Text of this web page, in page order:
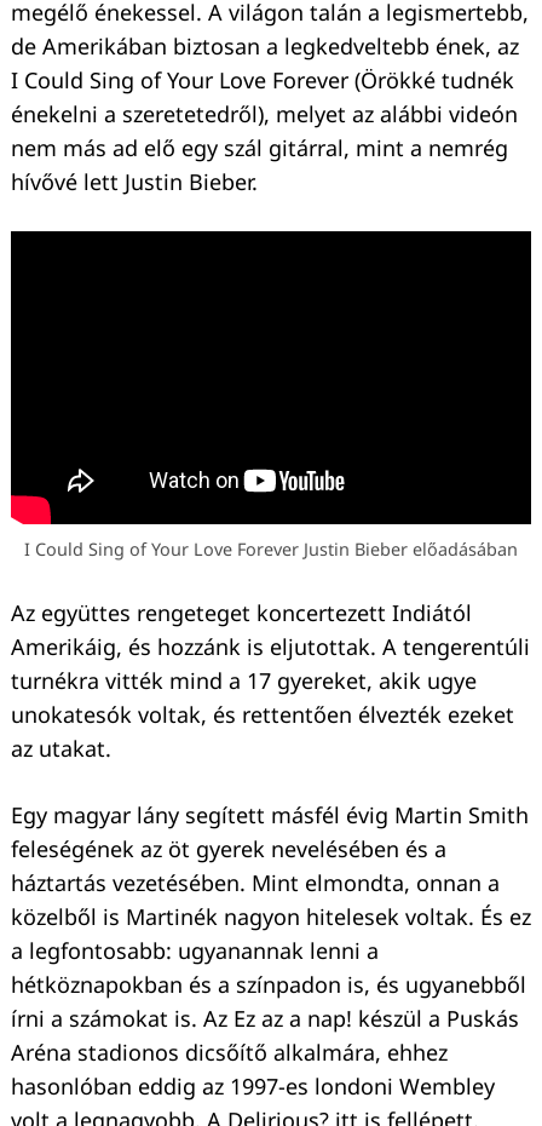
megélő énekessel. A világon talán a legismertebb,
de Amerikában biztosan a legkedveltebb ének, az
I Could Sing of Your Love Forever (Örökké tudnék
énekelni a szeretetedről), melyet az alábbi videón
nem más ad elő egy szál gitárral, mint a nemrég
hívővé lett Justin Bieber.
I Could Sing of Your Love Forever Justin Bieber előadásában
Az együttes rengeteget koncertezett Indiától
Amerikáig, és hozzánk is eljutottak. A tengerentúli
turnékra vitték mind a 17 gyereket, akik ugye
unokatesók voltak, és rettentően élvezték ezeket
az utakat.
Egy magyar lány segített másfél évig Martin Smith
feleségének az öt gyerek nevelésében és a
háztartás vezetésében. Mint elmondta, onnan a
közelből is Martinék nagyon hitelesek voltak. És ez
a legfontosabb: ugyanannak lenni a
hétköznapokban és a színpadon is, és ugyanebből
írni a számokat is. Az Ez az a nap! készül a Puskás
Aréna stadionos dicsőítő alkalmára, ehhez
hasonlóban eddig az 1997-es londoni Wembley
Keresés: